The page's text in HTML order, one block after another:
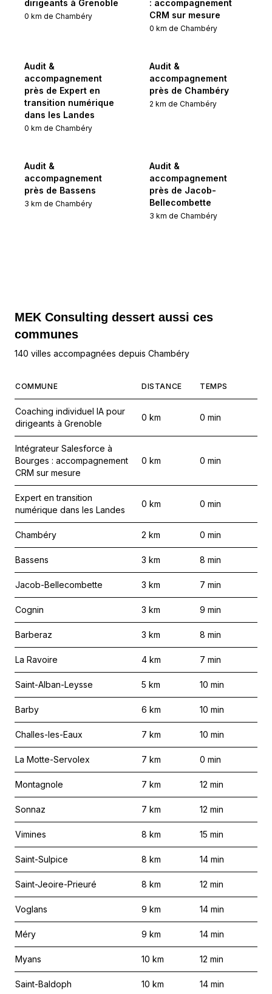
dirigeants à Grenoble
0 km de Chambéry
: accompagnement
CRM sur mesure
0 km de Chambéry
Audit &
accompagnement
près de Expert en
transition numérique
dans les Landes
0 km de Chambéry
Audit &
accompagnement
près de Chambéry
2 km de Chambéry
Audit &
accompagnement
près de Bassens
3 km de Chambéry
Audit &
accompagnement
près de Jacob-
Bellecombette
3 km de Chambéry
MEK Consulting dessert aussi ces
communes
140 villes accompagnées depuis Chambéry
COMMUNE DISTANCE TEMPS
Coaching individuel IA pour
dirigeants à Grenoble
0 km 0 min
Intégrateur Salesforce à
Bourges : accompagnement
CRM sur mesure
0 km 0 min
Expert en transition
numérique dans les Landes
0 km 0 min
Chambéry 2 km 0 min
Bassens 3 km 8 min
Jacob-Bellecombette 3 km 7 min
Cognin 3 km 9 min
Barberaz 3 km 8 min
La Ravoire 4 km 7 min
Saint-Alban-Leysse 5 km 10 min
Barby 6 km 10 min
Challes-les-Eaux 7 km 10 min
La Motte-Servolex 7 km 0 min
Montagnole 7 km 12 min
Sonnaz 7 km 12 min
Vimines 8 km 15 min
Saint-Sulpice 8 km 14 min
Saint-Jeoire-Prieuré 8 km 12 min
Voglans 9 km 14 min
Méry 9 km 14 min
Myans 10 km 12 min
Saint-Baldoph 10 km 14 min